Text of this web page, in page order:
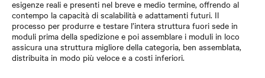
esigenze reali e presenti nel breve e medio termine, offrendo al
contempo la capacità di scalabilità e adattamenti futuri. Il
processo per produrre e testare l’intera struttura fuori sede in
moduli prima della spedizione e poi assemblare i moduli in loco
assicura una struttura migliore della categoria, ben assemblata,
distribuita in modo più veloce e a costi inferiori.